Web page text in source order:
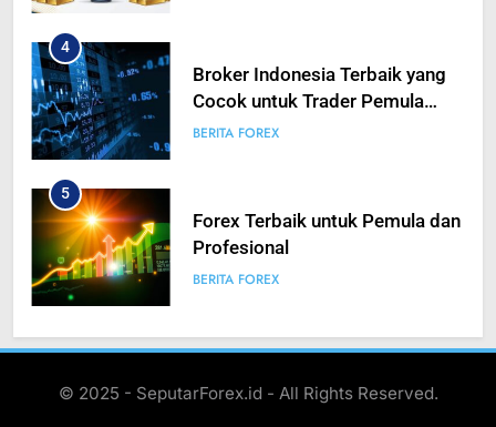
4
Broker Indonesia Terbaik yang
Cocok untuk Trader Pemula
hingga Profesional
BERITA FOREX
5
Forex Terbaik untuk Pemula dan
Profesional
BERITA FOREX
6
KEBIJAKAN TARIF TRUMP
© 2025 - SeputarForex.id - All Rights Reserved.